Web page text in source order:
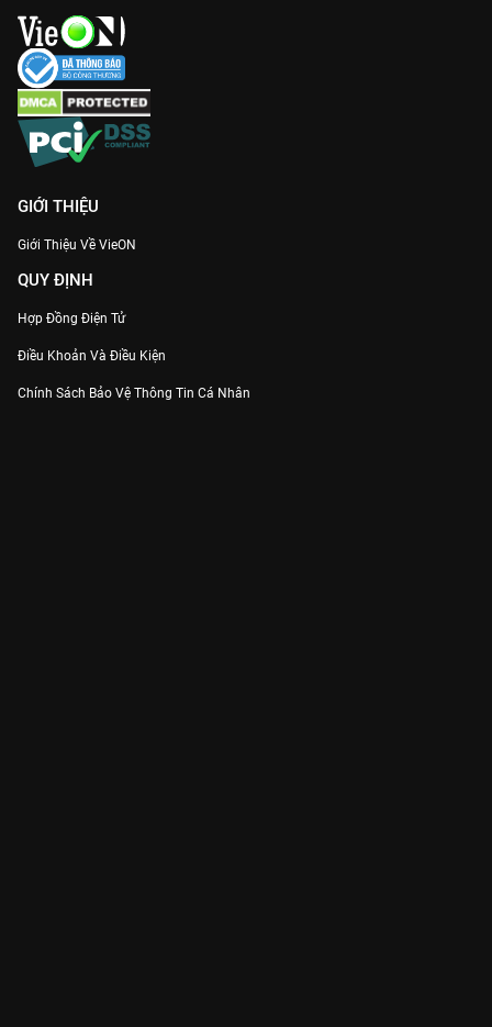
GIỚI THIỆU
Giới Thiệu Về VieON
QUY ĐỊNH
Hợp Đồng Điện Tử
Điều Khoản Và Điều Kiện
Chính Sách Bảo Vệ Thông Tin Cá Nhân